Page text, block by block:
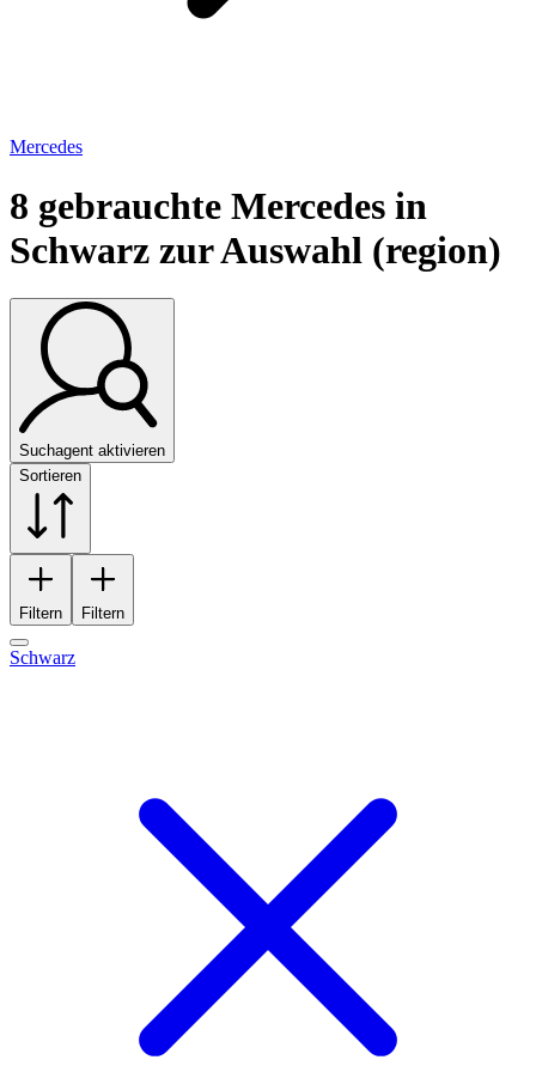
Mercedes
8 gebrauchte Mercedes in
Schwarz zur Auswahl (region)
Suchagent aktivieren
Sortieren
Filtern Filtern
Schwarz